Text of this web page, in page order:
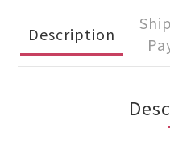
Description